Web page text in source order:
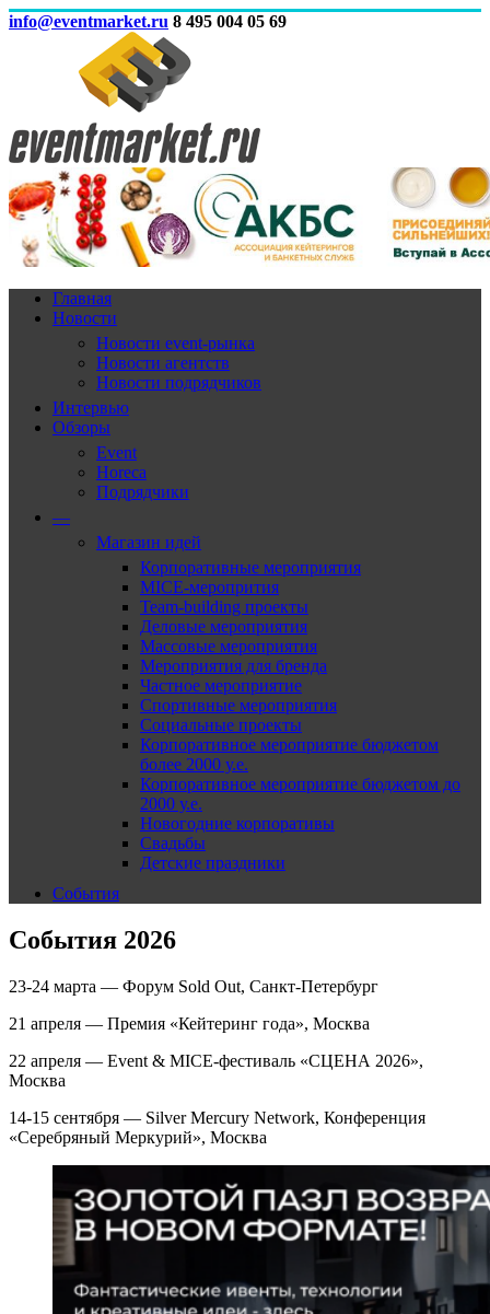
info@eventmarket.ru 8 495 004 05 69
Главная
Новости
Новости event-рынка
Новости агентств
Новости подрядчиков
Интервью
Обзоры
Event
Horeca
Подрядчики
—
Магазин идей
Корпоративные мероприятия
MICE-меропрития
Team-building проекты
Деловые мероприятия
Массовые мероприятия
Мероприятия для бренда
Частное мероприятие
Спортивные мероприятия
Социальные проекты
Корпоративное мероприятие бюджетом
более 2000 у.е.
Корпоративное мероприятие бюджетом до
2000 у.е.
Новогодние корпоративы
Свадьбы
Детские праздники
События
События 2026
23-24 марта — Форум Sold Out, Санкт-Петербург
21 апреля — Премия «Кейтеринг года», Москва
22 апреля — Event & MICE-фестиваль «СЦЕНА 2026»,
Москва
14-15 сентября — Silver Mercury Network, Конференция
«Серебряный Меркурий», Москва